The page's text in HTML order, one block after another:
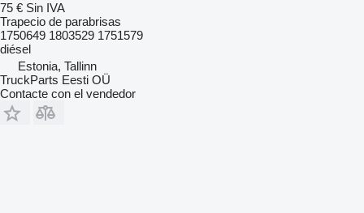
75 € Sin IVA
Trapecio de parabrisas
1750649 1803529 1751579
diésel
Estonia, Tallinn
TruckParts Eesti OÜ
Contacte con el vendedor